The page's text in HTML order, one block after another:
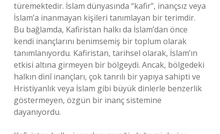
türemektedir. İslam dünyasında “kafir”, inançsız veya
İslam’a inanmayan kişileri tanımlayan bir terimdir.
Bu bağlamda, Kafiristan halkı da İslam’dan önce
kendi inançlarını benimsemiş bir toplum olarak
tanımlanıyordu. Kafiristan, tarihsel olarak, İslam’ın
etkisi altına girmeyen bir bölgeydi. Ancak, bölgedeki
halkın dinî inançları, çok tanrılı bir yapıya sahipti ve
Hristiyanlık veya İslam gibi büyük dinlerle benzerlik
göstermeyen, özgün bir inanç sistemine
dayanıyordu.